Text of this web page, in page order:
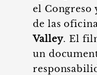
el Congreso
de las
Valley. El
un